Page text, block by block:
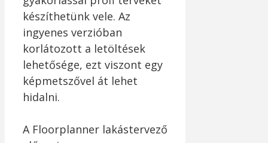
készíthetünk vele. Az
ingyenes verzióban
korlátozott a letöltések
lehetősége, ezt viszont egy
képmetszővel át lehet
hidalni.
A Floorplanner lakástervező